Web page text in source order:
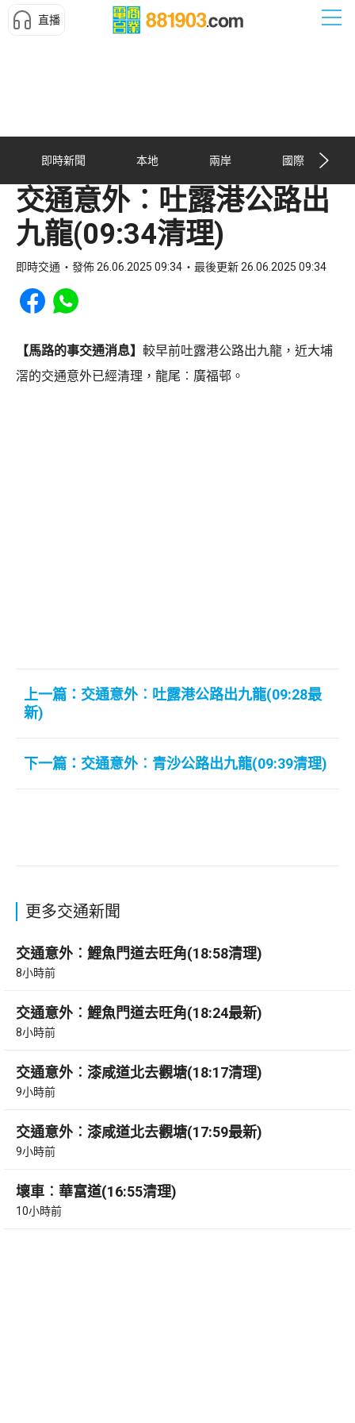
直播
即時新聞 本地 兩岸 國際
交通意外︰吐露港公路出
九龍(09:34清理)
即時交通 發佈 26.06.2025 09:34 最後更新 26.06.2025 09:34
Share to Facebook
Share to WhatsApp
【馬路的事交通消息】 較早前吐露港公路出九龍，近大埔
滘的交通意外已經清理，龍尾︰廣福邨。
上一篇：交通意外︰吐露港公路出九龍(09:28最
新)
下一篇：交通意外︰青沙公路出九龍(09:39清理)
更多交通新聞
交通意外︰鯉魚門道去旺角(18:58清理)
8小時前
交通意外︰鯉魚門道去旺角(18:24最新)
8小時前
交通意外︰漆咸道北去觀塘(18:17清理)
9小時前
交通意外︰漆咸道北去觀塘(17:59最新)
9小時前
壞車︰華富道(16:55清理)
10小時前